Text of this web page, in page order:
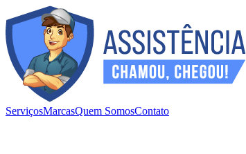
ServiçosMarcasQuem SomosContato